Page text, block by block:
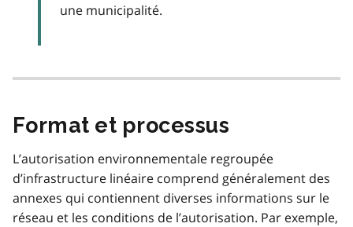
une municipalité.
Format et processus
L’autorisation environnementale regroupée
d’infrastructure linéaire comprend généralement des
annexes qui contiennent diverses informations sur le
réseau et les conditions de l’autorisation. Par exemple,